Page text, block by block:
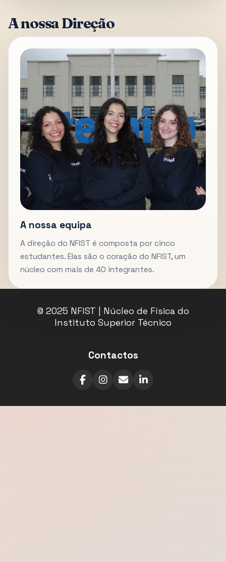
A nossa Direção
A nossa equipa
A direção do NFIST é composta por cinco
estudantes. Elas são o coração do NFIST, um
núcleo com mais de 40 integrantes.
© 2025 NFIST | Núcleo de Física do
Instituto Superior Técnico
Contactos